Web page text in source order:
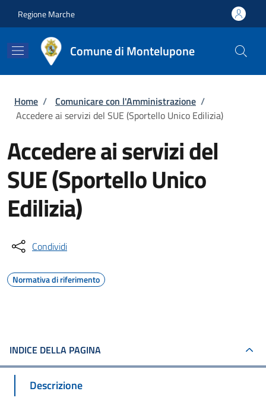
Regione Marche
Comune di Montelupone
Briciole di pane
Home / Comunicare con l'Amministrazione /
Accedere ai servizi del SUE (Sportello Unico Edilizia)
Accedere ai servizi del
SUE (Sportello Unico
Edilizia)
Condividi
Normativa di riferimento
INDICE DELLA PAGINA
Descrizione